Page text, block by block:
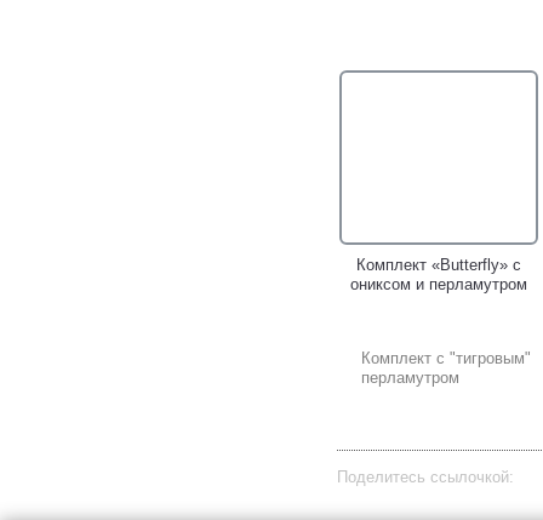
Комплект «Butterfly» с
ониксом и перламутром
Комплект с "тигровым"
перламутром
Поделитесь ссылочкой: